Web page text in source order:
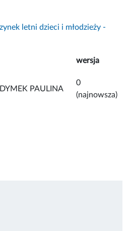
letni dzieci i młodzieży -
wersja
PAULINA
0
(najnowsza)